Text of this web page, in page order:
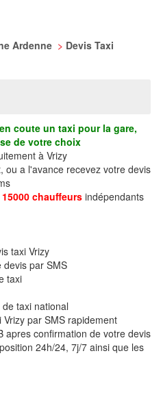
Ardenne > Devis Taxi
coute un taxi pour la gare,
de votre choix
à Vrizy
ou a l'avance recevez votre devis
15000 chauffeurs indépendants
taxi Vrizy
devis par SMS
taxi
taxi national
par SMS rapidement
apres confirmation de votre devis
24h/24, 7j/7 ainsi que les